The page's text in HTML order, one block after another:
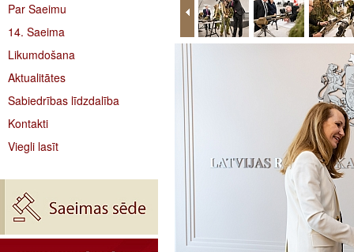
Par Saeimu
14. Saeima
Likumdošana
Aktualitātes
Sabiedrības līdzdalība
Kontakti
Viegli lasīt